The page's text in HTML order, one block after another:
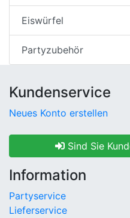
Eiswürfel
Partyzubehör
Kundenservice
Neues Konto erstellen
Sind Sie
Information
Partyservice
Lieferservice